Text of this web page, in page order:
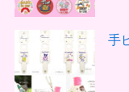
手